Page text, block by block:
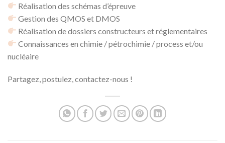
Réalisation des schémas d’épreuve
Gestion des QMOS et DMOS
Réalisation de dossiers constructeurs et réglementaires
Connaissances en chimie / pétrochimie / process et/ou
nucléaire
Partagez, postulez, contactez-nous !